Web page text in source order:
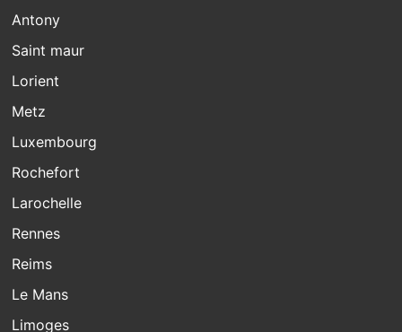
Antony
Saint maur
Lorient
Metz
Luxembourg
Rochefort
Larochelle
Rennes
Reims
Le Mans
Limoges